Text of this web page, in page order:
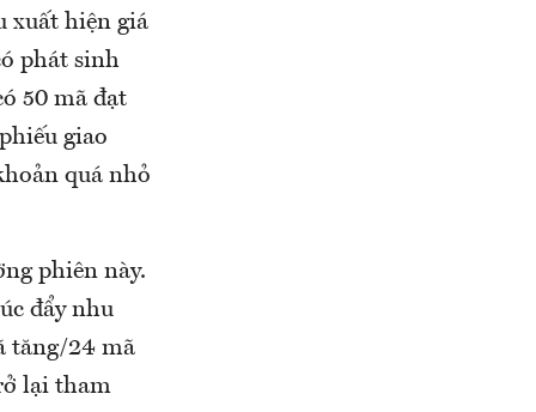
xuất hiện giá
phát sinh
50 mã đạt
giao
quá nhỏ
phiên này.
đẩy nhu
tăng/24 mã
lại tham